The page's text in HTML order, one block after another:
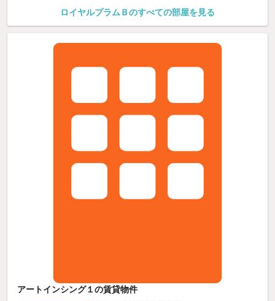
ロイヤルプラムＢのすべての部屋を見る
アートインシング１の賃貸物件